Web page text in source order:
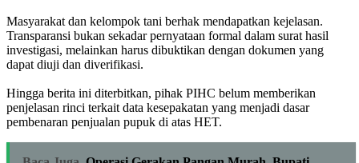
‎Masyarakat dan kelompok tani berhak mendapatkan kejelasan.
Transparansi bukan sekadar pernyataan formal dalam surat hasil
investigasi, melainkan harus dibuktikan dengan dokumen yang
dapat diuji dan diverifikasi.
‎Hingga berita ini diterbitkan, pihak PIHC belum memberikan
penjelasan rinci terkait data kesepakatan yang menjadi dasar
pembenaran penjualan pupuk di atas HET.